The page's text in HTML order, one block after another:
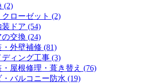
(2)
ローゼット (2)
ドア (54)
交換 (24)
外壁補修 (81)
ィング工事 (3)
・屋根修理・葺き替え (76)
バルコニー防水 (19)